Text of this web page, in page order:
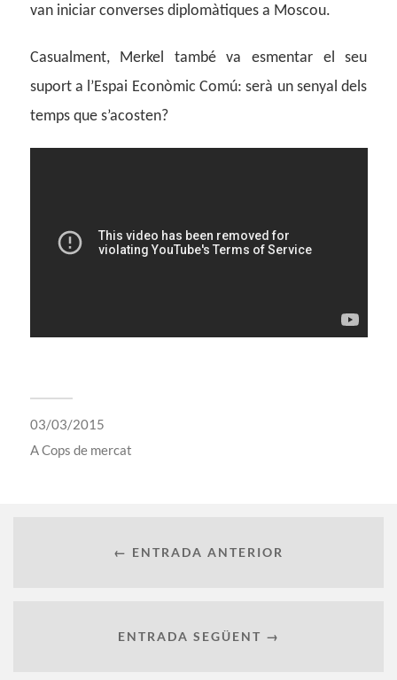
van iniciar converses diplomàtiques a Moscou.
Casualment, Merkel també va esmentar el seu
suport a l’Espai Econòmic Comú: serà un senyal dels
temps que s’acosten?
03/03/2015
ACops de mercat
← ENTRADA ANTERIOR
ENTRADA SEGÜENT →